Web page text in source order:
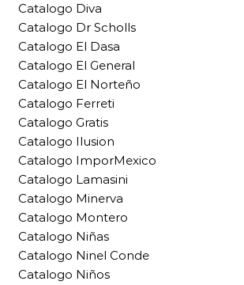
Catalogo Diva
Catalogo Dr Scholls
Catalogo El Dasa
Catalogo El General
Catalogo El Norteño
Catalogo Ferreti
Catalogo Gratis
Catalogo Ilusion
Catalogo ImporMexico
Catalogo Lamasini
Catalogo Minerva
Catalogo Montero
Catalogo Niñas
Catalogo Ninel Conde
Catalogo Niños